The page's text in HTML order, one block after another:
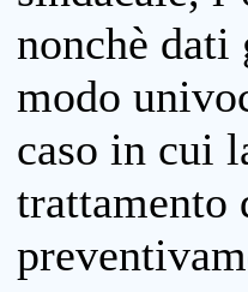
nonchè
modo
caso in cui
trattamento